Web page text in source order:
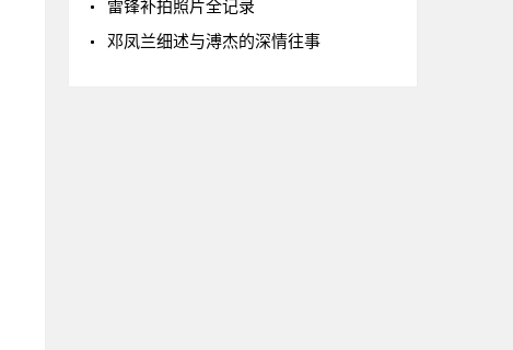
雷锋补拍照片全记录
邓凤兰细述与溥杰的深情往事